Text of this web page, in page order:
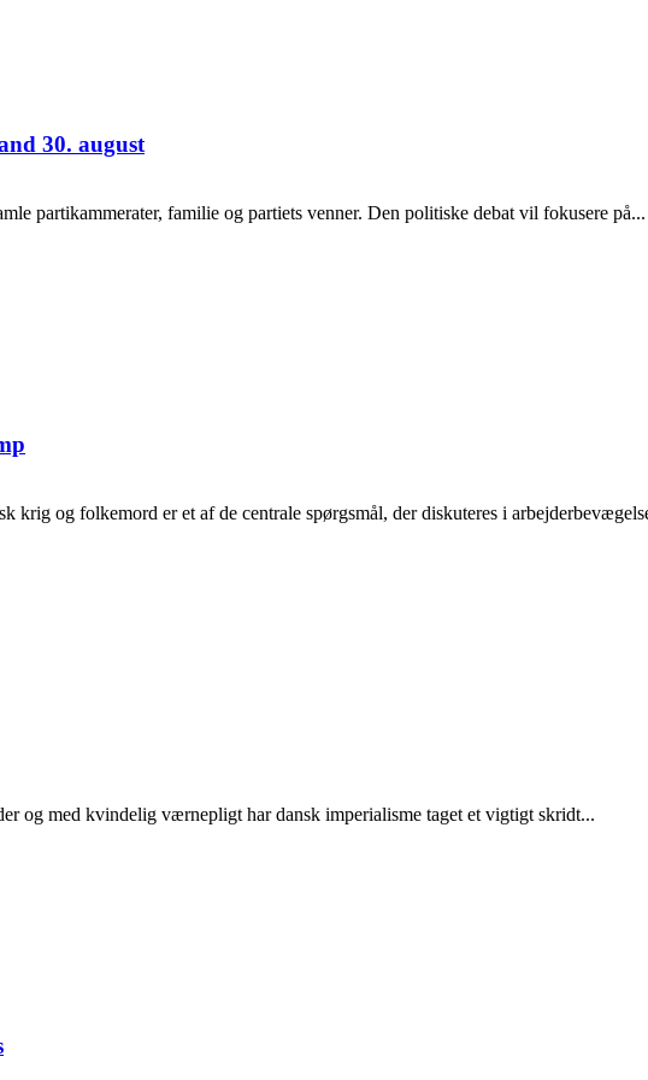
30. august
partikammerater, familie og partiets venner. Den politiske debat vil fokusere på...
og folkemord er et af de centrale spørgsmål, der diskuteres i
og med kvindelig værnepligt har dansk imperialisme taget et vigtigt skridt...